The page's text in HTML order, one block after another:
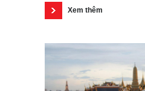
Xem thêm